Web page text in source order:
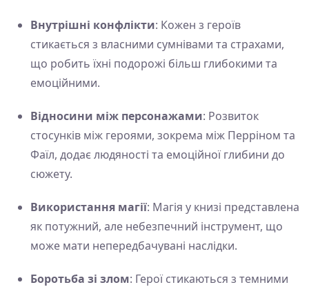
Внутрішні конфлікти: Кожен з героїв
стикається з власними сумнівами та страхами,
що робить їхні подорожі більш глибокими та
емоційними.
Відносини між персонажами: Розвиток
стосунків між героями, зокрема між Перріном та
Фаїл, додає людяності та емоційної глибини до
сюжету.
Використання магії: Магія у книзі представлена
як потужний, але небезпечний інструмент, що
може мати непередбачувані наслідки.
Боротьба зі злом: Герої стикаються з темними